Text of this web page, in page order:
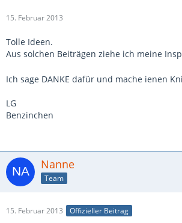
15. Februar 2013
Tolle Ideen.
Aus solchen Beiträgen ziehe ich meine
Ich sage DANKE dafür und mache ienen
LG
Benzinchen
Nanne
Team
15. Februar 2013 Offizieller Beitrag